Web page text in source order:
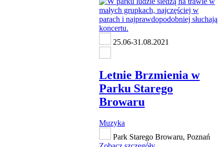
25.06-31.08.2021
Letnie Brzmienia w
Parku Starego
Browaru
Muzyka
Park Starego Browaru, Poznań